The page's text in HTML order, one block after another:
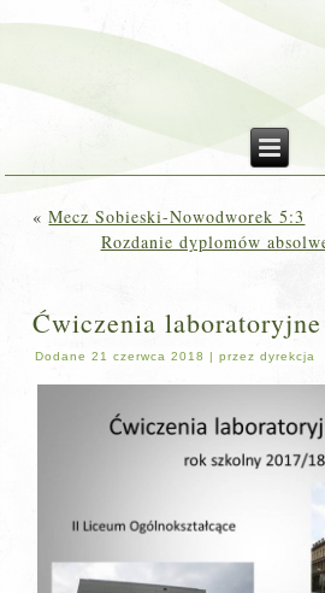
«Mecz Sobieski-Nowodworek 5:3
Rozdanie dyplomów
Ćwiczenia
Dodane 21 czerwca 2018 |przez dyrekcja